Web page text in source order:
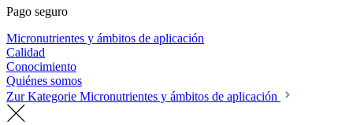
Pago seguro
Micronutrientes y ámbitos de aplicación
Calidad
Conocimiento
Quiénes somos
Zur Kategorie Micronutrientes y ámbitos de aplicación